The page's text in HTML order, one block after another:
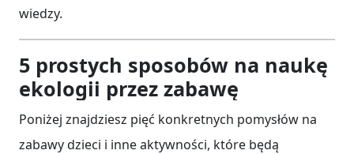
wiedzy.
5 prostych sposobów na naukę
ekologii przez zabawę
Poniżej znajdziesz pięć konkretnych pomysłów na
zabawy dzieci i inne aktywności, które będą